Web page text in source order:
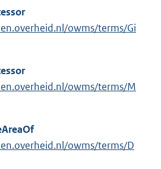
owms/terms/Gi
owms/terms/M
owms/terms/D